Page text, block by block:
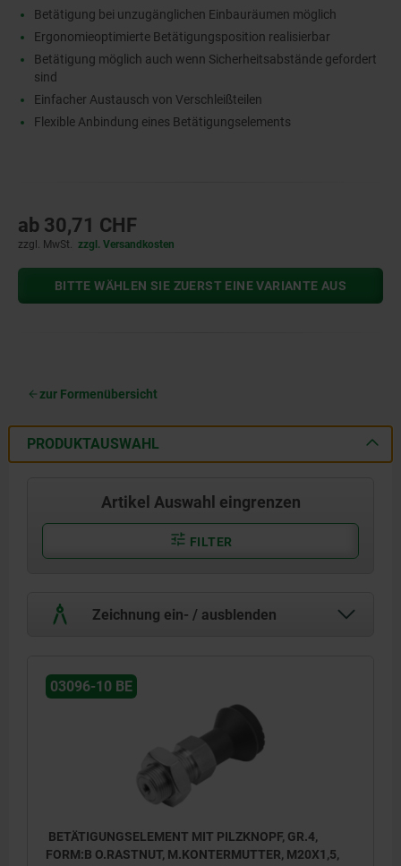
Betätigung bei unzugänglichen Einbauräumen möglich
Ergonomieoptimierte Betätigungsposition realisierbar
Betätigung möglich auch wenn Sicherheitsabstände gefordert
sind
Einfacher Austausch von Verschleißteilen
Flexible Anbindung eines Betätigungselements
ab 30,71 CHF
zzgl. MwSt. zzgl. Versandkosten
BITTE WÄHLEN SIE ZUERST EINE VARIANTE AUS
zur Formenübersicht
PRODUKTAUSWAHL
Artikel Auswahl eingrenzen
FILTER
Zeichnung ein- / ausblenden
03096-10 BE
BETÄTIGUNGSELEMENT MIT PILZKNOPF, GR.4,
FORM:B O.RASTNUT, M.KONTERMUTTER, M20X1,5,